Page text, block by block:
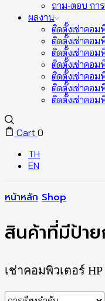
ถาม-ตอบ กา
ผลงาน
ติดตั้งเช่าคอม
ติดตั้งเช่าคอม
ติดตั้งเช่าคอม
ติดตั้งเช่าคอม
ติดตั้งเช่าคอม
ติดตั้งเช่าคอม
ติดตั้งเช่าคอม
Cart 0
TH
EN
หน้าหลัก Shop
สินค้าที่มีป้าย
เช่าคอมพิวเตอร์ HP